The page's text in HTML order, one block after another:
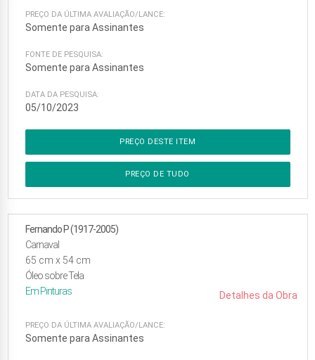
PREÇO DA ÚLTIMA AVALIAÇÃO/LANCE:
Somente para Assinantes
FONTE DE PESQUISA:
Somente para Assinantes
DATA DA PESQUISA:
05/10/2023
PREÇO DESTE ITEM
PREÇO DE TUDO
Fernando P (1917-2005)
Carnaval
65 cm x 54 cm
Óleo sobre Tela
Em Pinturas Detalhes da Obra
PREÇO DA ÚLTIMA AVALIAÇÃO/LANCE:
Somente para Assinantes